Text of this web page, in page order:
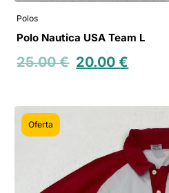
Polos
Polo Nautica USA Team L
25.00€ 20.00€
Oferta